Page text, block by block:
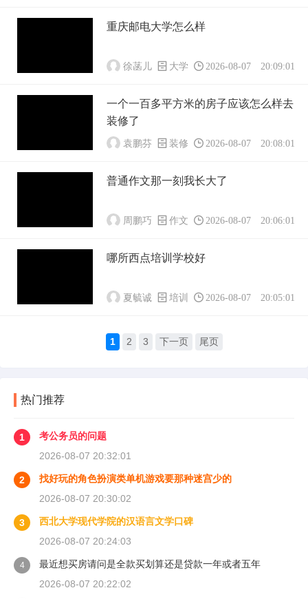
重庆邮电大学怎么样
徐菡儿 大学 2026-08-07 20:09:01
一个一百多平方米的房子应该怎么样去
装修了
袁鹏芬 装修 2026-08-07 20:08:01
普通作文那一刻我长大了
周鹏巧 作文 2026-08-07 20:06:01
哪所西点培训学校好
夏毓诚 培训 2026-08-07 20:05:01
1 2 3 下一页 尾页
热门推荐
1
考公务员的问题
2026-08-07 20:32:01
2
找好玩的角色扮演类单机游戏要那种迷宫少的
2026-08-07 20:30:02
3
西北大学现代学院的汉语言文学口碑
2026-08-07 20:24:03
4
最近想买房请问是全款买划算还是贷款一年或者五年
2026-08-07 20:22:02